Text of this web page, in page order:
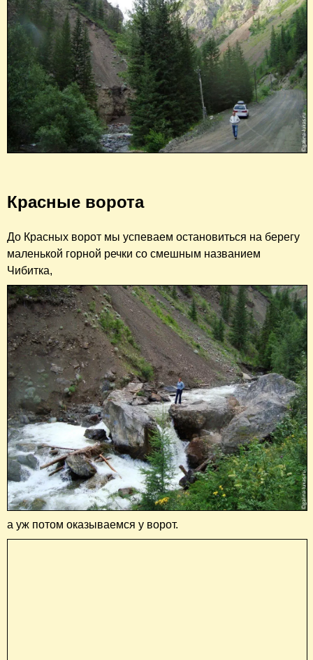
Красные ворота
До Красных ворот мы успеваем остановиться на берегу
маленькой горной речки со смешным названием
Чибитка,
а уж потом оказываемся у ворот.